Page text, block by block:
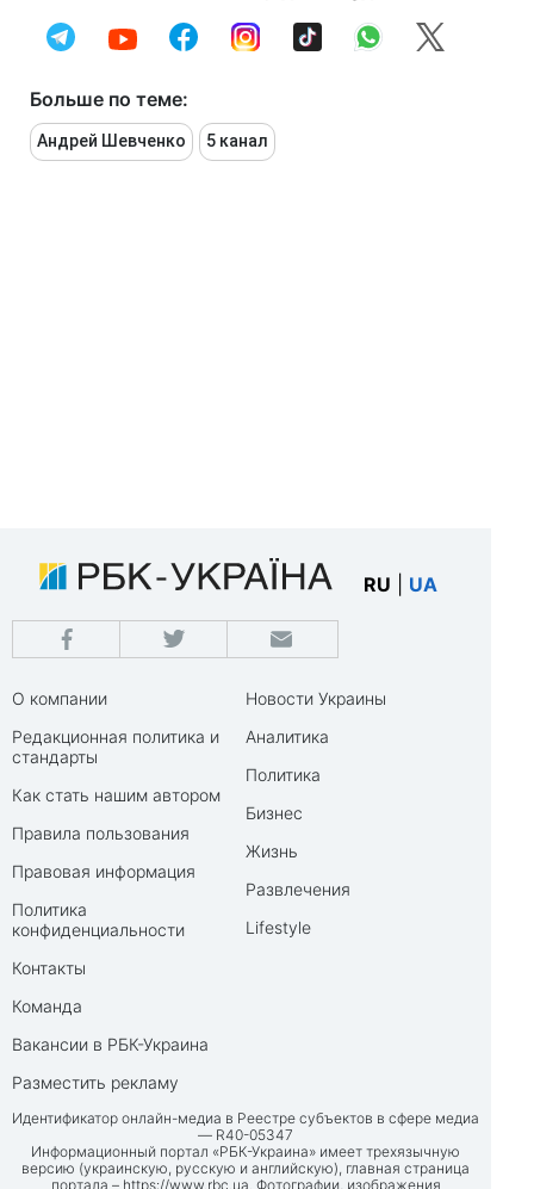
Больше по теме:
Андрей Шевченко 5 канал
RU UA
О компании
Редакционная политика и
стандарты
Как стать нашим автором
Правила пользования
Правовая информация
Политика
конфиденциальности
Контакты
Команда
Вакансии в РБК-Украина
Разместить рекламу
Новости Украины
Аналитика
Политика
Бизнес
Жизнь
Развлечения
Lifestyle
Идентификатор онлайн-медиа в Реестре субъектов в сфере медиа
— R40-05347
Информационный портал «РБК-Украина» имеет трехязычную
версию (украинскую, русскую и английскую), главная страница
портала – https://www.rbc.ua . Фотографии, изображения